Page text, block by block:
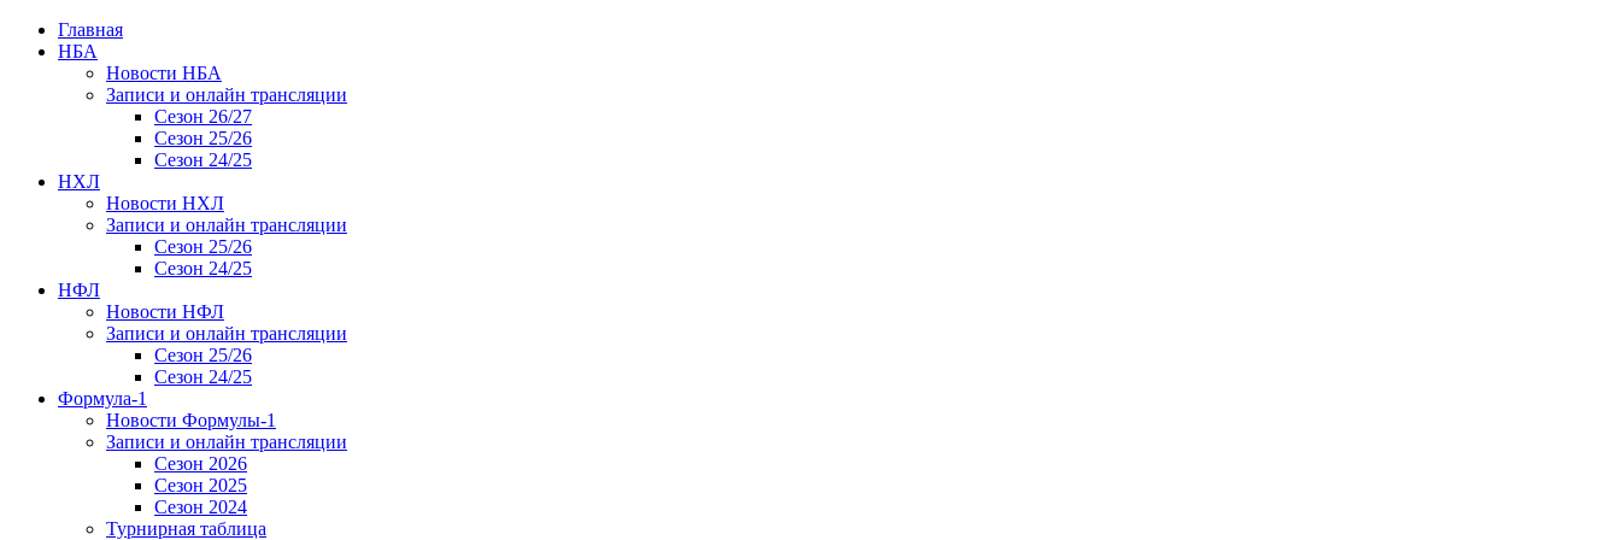
Главная
НБА
Новости НБА
Записи и онлайн трансляции
Сезон 26/27
Сезон 25/26
Сезон 24/25
НХЛ
Новости НХЛ
Записи и онлайн трансляции
Сезон 25/26
Сезон 24/25
НФЛ
Новости НФЛ
Записи и онлайн трансляции
Сезон 25/26
Сезон 24/25
Формула-1
Новости Формулы-1
Записи и онлайн трансляции
Сезон 2026
Сезон 2025
Сезон 2024
Турнирная таблица